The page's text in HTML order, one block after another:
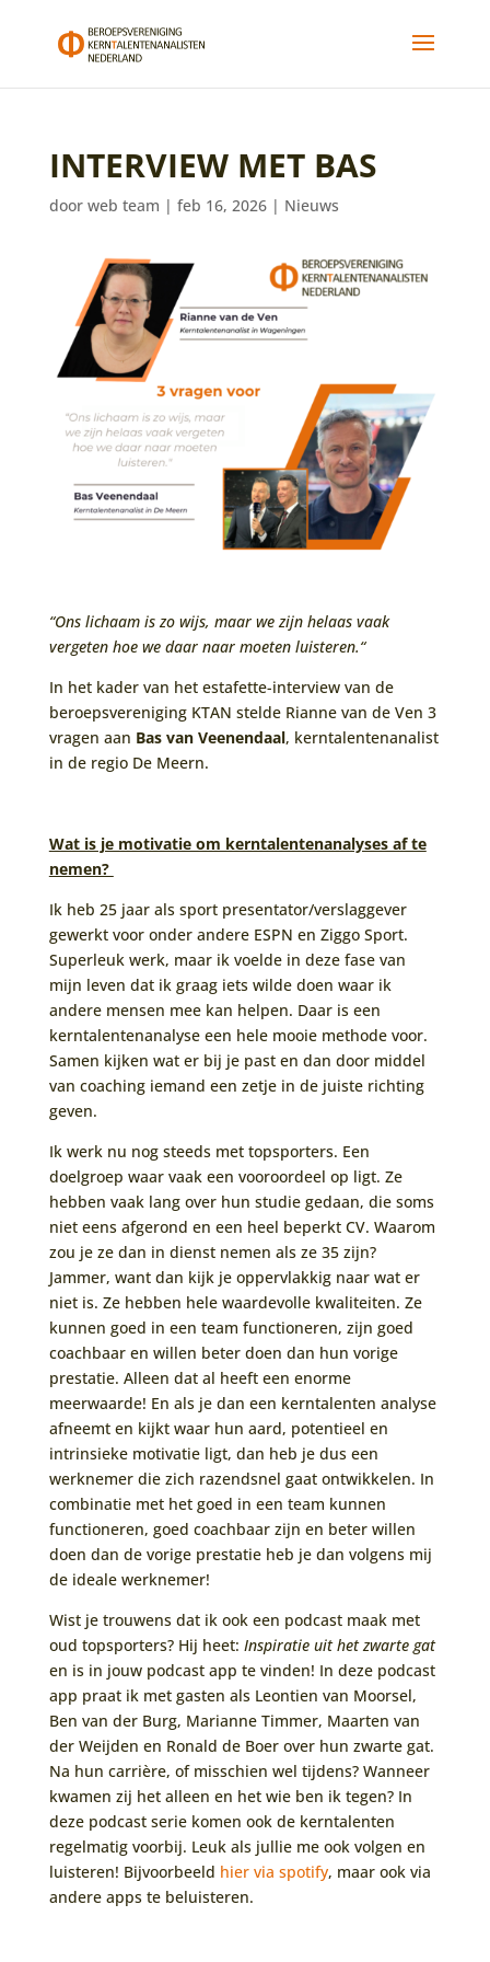
INTERVIEW MET BAS
door web team | feb 16, 2026| Nieuws
“Ons lichaam is zo wijs, maar we zijn helaas vaak
vergeten hoe we daar naar moeten luisteren.“
In het kader van het estafette-interview van de
beroepsvereniging KTAN stelde Rianne van de Ven 3
vragen aan Bas van Veenendaal, kerntalentenanalist
in de regio De Meern.
Wat is je motivatie om kerntalentenanalyses af te
nemen?
Ik heb 25 jaar als sport presentator/verslaggever
gewerkt voor onder andere ESPN en Ziggo Sport.
Superleuk werk, maar ik voelde in deze fase van
mijn leven dat ik graag iets wilde doen waar ik
andere mensen mee kan helpen. Daar is een
kerntalentenanalyse een hele mooie methode voor.
Samen kijken wat er bij je past en dan door middel
van coaching iemand een zetje in de juiste richting
geven.
Ik werk nu nog steeds met topsporters. Een
doelgroep waar vaak een vooroordeel op ligt. Ze
hebben vaak lang over hun studie gedaan, die soms
niet eens afgerond en een heel beperkt CV. Waarom
zou je ze dan in dienst nemen als ze 35 zijn?
Jammer, want dan kijk je oppervlakkig naar wat er
niet is. Ze hebben hele waardevolle kwaliteiten. Ze
kunnen goed in een team functioneren, zijn goed
coachbaar en willen beter doen dan hun vorige
prestatie. Alleen dat al heeft een enorme
meerwaarde! En als je dan een kerntalenten analyse
afneemt en kijkt waar hun aard, potentieel en
intrinsieke motivatie ligt, dan heb je dus een
werknemer die zich razendsnel gaat ontwikkelen. In
combinatie met het goed in een team kunnen
functioneren, goed coachbaar zijn en beter willen
doen dan de vorige prestatie heb je dan volgens mij
de ideale werknemer!
Wist je trouwens dat ik ook een podcast maak met
oud topsporters? Hij heet: Inspiratie uit het zwarte gat
en is in jouw podcast app te vinden! In deze podcast
app praat ik met gasten als Leontien van Moorsel,
Ben van der Burg, Marianne Timmer, Maarten van
der Weijden en Ronald de Boer over hun zwarte gat.
Na hun carrière, of misschien wel tijdens? Wanneer
kwamen zij het alleen en het wie ben ik tegen? In
deze podcast serie komen ook de kerntalenten
regelmatig voorbij. Leuk als jullie me ook volgen en
luisteren! Bijvoorbeeld hier via spotify, maar ook via
andere apps te beluisteren.